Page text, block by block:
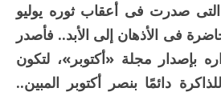
صدرت فى أعقاب ثوره يوليو
حاضرة فى الأذهان إلى الأبد.. فأصدر
بإصدار مجلة «أكتوبر»، لتكون
دائمًا بنصر أكتوبر المبين..